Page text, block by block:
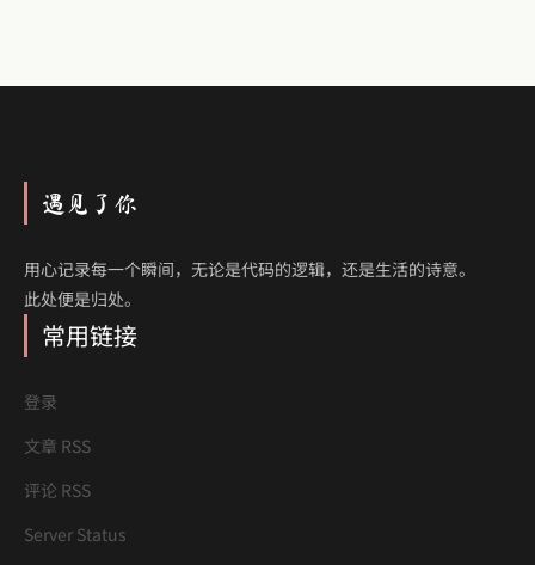
遇见了你
用心记录每一个瞬间，无论是代码的逻辑，还是生活的诗意。
此处便是归处。
常用链接
登录
文章 RSS
评论 RSS
Server Status